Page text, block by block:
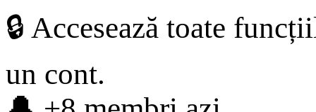
🔒 Accesează toate
un cont.